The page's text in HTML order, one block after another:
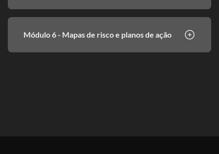
Módulo 6 - Mapas de risco e planos de ação